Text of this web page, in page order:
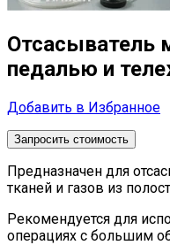
Отсасыватель
педалью и
Добавить в Избранное
Запросить стоимость
Предназначен для
тканей и газов из
Рекомендуется для
операциях с большим